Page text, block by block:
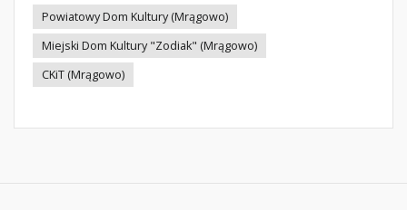
Powiatowy Dom Kultury (Mrągowo)
Miejski Dom Kultury "Zodiak" (Mrągowo)
CKiT (Mrągowo)